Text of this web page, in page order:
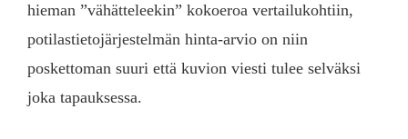
hieman ”vähätteleekin” kokoeroa vertailukohtiin,
potilastietojärjestelmän hinta-arvio on niin
poskettoman suuri että kuvion viesti tulee selväksi
joka tapauksessa.